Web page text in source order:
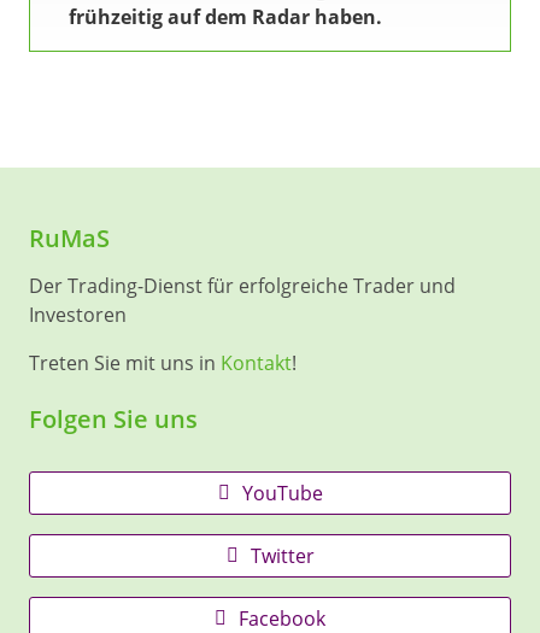
frühzeitig auf dem Radar haben.
RuMaS
Der Trading-Dienst für erfolgreiche Trader und
Investoren
Treten Sie mit uns in Kontakt!
Folgen Sie uns
YouTube
Twitter
Facebook